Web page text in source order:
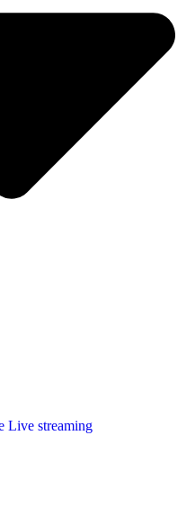
Live streaming